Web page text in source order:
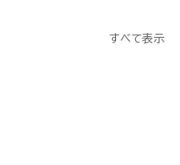
すべて表示